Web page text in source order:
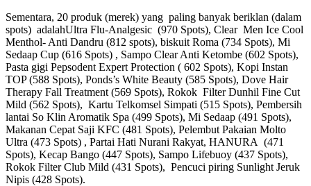
Sementara, 20 produk (merek) yang paling banyak beriklan (dalam
spots) adalahUltra Flu-Analgesic (970 Spots), Clear Men Ice Cool
Menthol- Anti Dandru (812 spots), biskuit Roma (734 Spots), Mi
Sedaap Cup (616 Spots) , Sampo Clear Anti Ketombe (602 Spots),
Pasta gigi Pepsodent Expert Protection ( 602 Spots), Kopi Instan
TOP (588 Spots), Ponds’s White Beauty (585 Spots), Dove Hair
Therapy Fall Treatment (569 Spots), Rokok Filter Dunhil Fine Cut
Mild (562 Spots), Kartu Telkomsel Simpati (515 Spots), Pembersih
lantai So Klin Aromatik Spa (499 Spots), Mi Sedaap (491 Spots),
Makanan Cepat Saji KFC (481 Spots), Pelembut Pakaian Molto
Ultra (473 Spots) , Partai Hati Nurani Rakyat, HANURA (471
Spots), Kecap Bango (447 Spots), Sampo Lifebuoy (437 Spots),
Rokok Filter Club Mild (431 Spots), Pencuci piring Sunlight Jeruk
Nipis (428 Spots).